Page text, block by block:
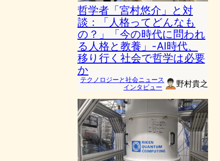
哲学者「宮村悠介」と対
談：「人格ってどんなも
の？」「今の時代に問われ
る人格と教養」-AI時代、
移り行く社会で哲学は必要
か
テクノロジーと社会ニュース
インタビュー
野村貴之